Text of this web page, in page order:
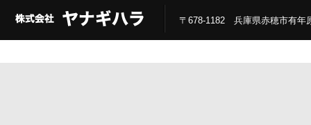
〒678-1182 兵庫県赤穂市有年